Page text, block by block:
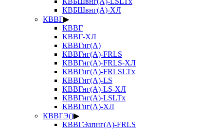
КВБШвнг(А)-ХЛ
КВВГ▶
КВВГ
КВВГ-ХЛ
КВВГнг(А)
КВВГнг(А)-FRLS
КВВГнг(А)-FRLS-ХЛ
КВВГнг(А)-FRLSLTx
КВВГнг(А)-LS
КВВГнг(А)-LS-ХЛ
КВВГнг(А)-LSLTx
КВВГнг(А)-ХЛ
КВВГЭ()▶
КВВГЭапнг(А)-FRLS